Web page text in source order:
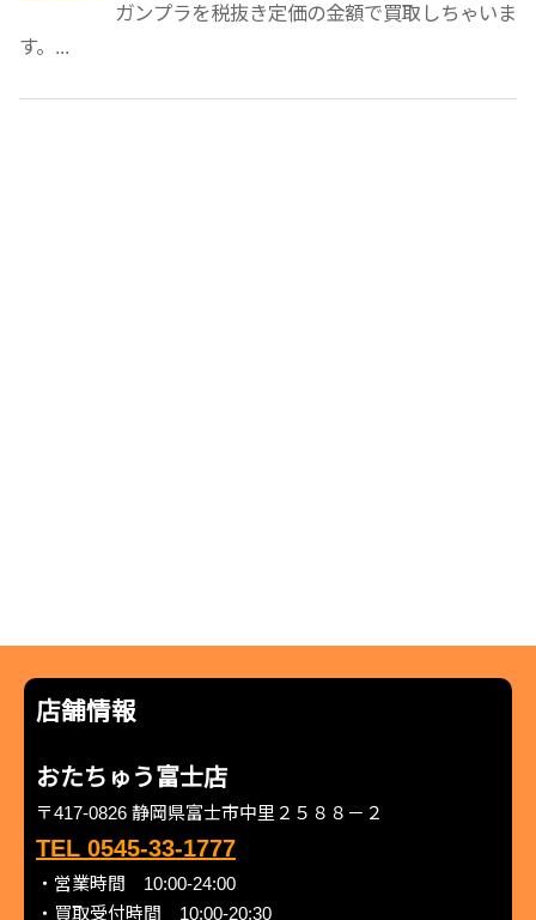
ガンプラを税抜き定価の金額で買取しちゃいま
す。...
店舗情報
おたちゅう富士店
〒417-0826 静岡県富士市中里２５８８－２
TEL 0545-33-1777
・営業時間 10:00-24:00
・買取受付時間 10:00-20:30